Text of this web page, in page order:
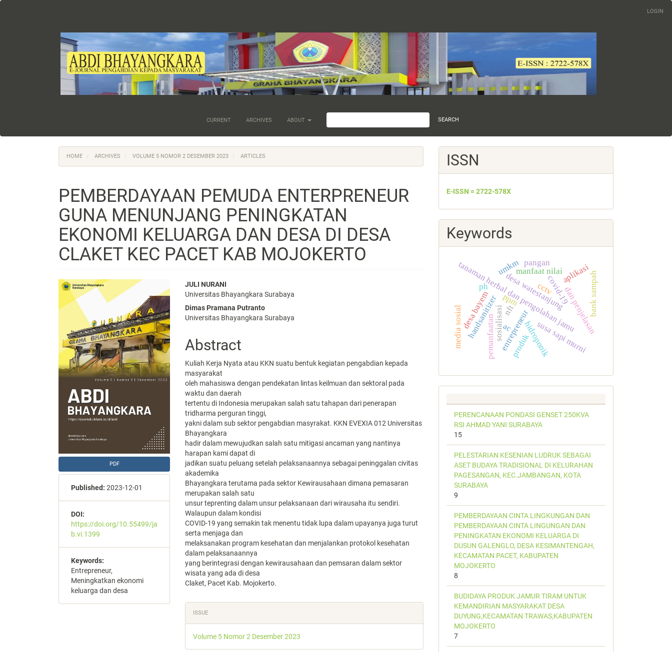
LOGIN
CURRENT ARCHIVES ABOUT SEARCH
HOME ARCHIVES VOLUME 5 NOMOR 2 DESEMBER 2023 ARTICLES
PEMBERDAYAAN PEMUDA ENTERPRENEUR
GUNA MENUNJANG PENINGKATAN
EKONOMI KELUARGA DAN DESA DI DESA
CLAKET KEC PACET KAB MOJOKERTO
Article
Sidebar
PDF
Published: 2023-12-01
DOI:
https://doi.org/10.55499/ja
b.vi.1399
Keywords:
Entrepreneur,
Meningkatkan ekonomi
keluarga dan desa
Main
Article
Content
JULI NURANI
Universitas Bhayangkara Surabaya
Dimas Pramana Putranto
Universitas Bhayangkara Surabaya
Abstract
Kuliah Kerja Nyata atau KKN suatu bentuk kegiatan pengabdian kepada
masyarakat
oleh mahasiswa dengan pendekatan lintas keilmuan dan sektoral pada
waktu dan daerah
tertentu di Indonesia merupakan salah satu tahapan dari penerapan
tridharma perguran tinggi,
yakni dalam sub sektor pengabdian masyrakat. KKN EVEXIA 012 Universitas
Bhayangkara
hadir dalam mewujudkan salah satu mitigasi ancaman yang nantinya
harapan kami dapat di
jadikan suatu peluang setelah pelaksanaannya sebagai peninggalan civitas
akademika
Bhayangkara terutama pada sektor Kewirausahaan dimana pemasaran
merupakan salah satu
unsur teprenting dalam unsur pelaksanaan dari wirausaha itu sendiri.
Walaupun dalam kondisi
COVID-19 yang semakin tak menentu tidak lupa dalam upayanya juga turut
serta menjaga dan
melaksanakan program kesehatan dan menjalankan protokol kesehatan
dalam pelaksanaannya
yang berintegrasi dengan kewirausahaan dan pemsaran dalam sektor
wisata yang ada di desa
Claket, Pacet Kab. Mojokerto.
Article
Details
ISSUE
Volume 5 Nomor 2 Desember 2023
ISSN
E-ISSN = 2722-578X
Keywords
desa watestanjung
tanaman herbal dan pengolahan jamu
sosialisasientrepreneur
covid-19
handsanitizer
pemanfaatan
dan penjelasan
hidroponik
ac
ph
ppm
nft
susa sapi murni
produk
manfaat nilai
desa bayem
aplikasibank sampah
pangan
cctv
umkm
media sosial
PERENCANAAN PONDASI GENSET 250KVA
RSI AHMAD YANI SURABAYA
15
PELESTARIAN KESENIAN LUDRUK SEBAGAI
ASET BUDAYA TRADISIONAL DI KELURAHAN
PAGESANGAN, KEC.JAMBANGAN, KOTA
SURABAYA
9
PEMBERDAYAAN CINTA LINGKUNGAN DAN
PEMBERDAYAAN CINTA LINGUNGAN DAN
PENINGKATAN EKONOMI KELUARGA DI
DUSUN GALENGLO, DESA KESIMANTENGAH,
KECAMATAN PACET, KABUPATEN
MOJOKERTO
8
BUDIDAYA PRODUK JAMUR TIRAM UNTUK
KEMANDIRIAN MASYARAKAT DESA
DUYUNG,KECAMATAN TRAWAS,KABUPATEN
MOJOKERTO
7